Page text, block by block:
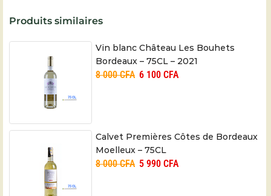
Produits similaires
Vin blanc Château Les Bouhets
Bordeaux – 75CL – 2021
8 000CFA 6 100 CFA
Calvet Premières Côtes de Bordeaux
Moelleux – 75CL
8 000CFA 5 990 CFA